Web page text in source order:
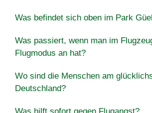
Was befindet sich oben im Park
Was passiert, wenn man im
Flugmodus an hat?
Wo sind die Menschen am
Deutschland?
Was hilft sofort gegen Flugangst?